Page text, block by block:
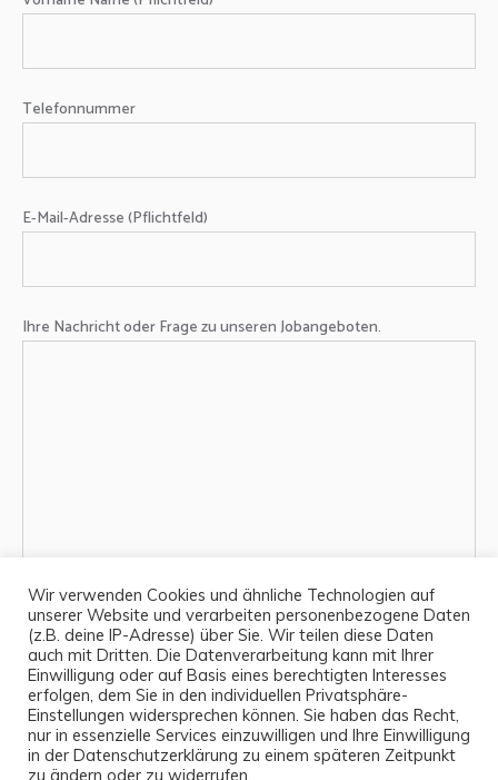
Telefonnummer
E-Mail-Adresse (Pflichtfeld)
Ihre Nachricht oder Frage zu unseren Jobangeboten.
Klicks:59.866
Wir verwenden Cookies und ähnliche Technologien auf
unserer Website und verarbeiten personenbezogene Daten
(z.B. deine IP-Adresse) über Sie. Wir teilen diese Daten
auch mit Dritten. Die Datenverarbeitung kann mit Ihrer
Einwilligung oder auf Basis eines berechtigten Interesses
erfolgen, dem Sie in den individuellen Privatsphäre-
Einstellungen widersprechen können. Sie haben das Recht,
nur in essenzielle Services einzuwilligen und Ihre Einwilligung
in der Datenschutzerklärung zu einem späteren Zeitpunkt
zu ändern oder zu widerrufen.